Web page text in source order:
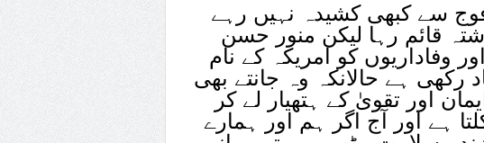
سے کبھی کشیدہ نہیں رہے
قائم رہا لیکن منور حسن
وفاداریوں کو امریکہ کے نام
رکھی ہے حالانکہ وہ جانتے بھی
اور تقویٰ کے ہتھیار لے کر
ہے اور آج اگر ہم اور ہمارے